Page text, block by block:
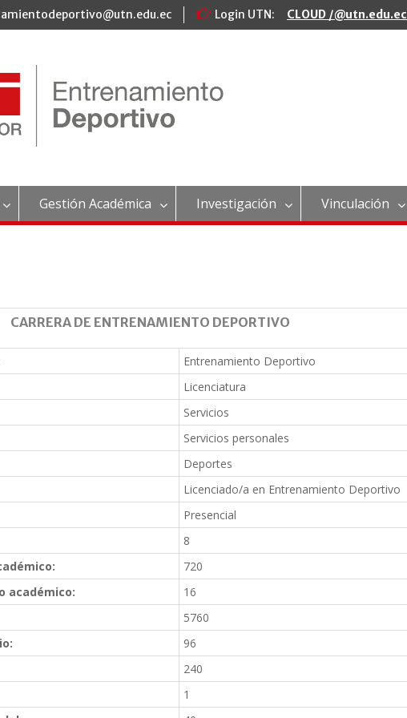
Login UTN: CLOUD /@utn.edu.ec
Gestión Académica Investigación Vinculación
CARRERA DE ENTRENAMIENTO DEPORTIVO
Entrenamiento Deportivo
Licenciatura
Servicios
Servicios personales
Deportes
Licenciado/a en Entrenamiento Deportivo
Presencial
8
720
académico:
16
5760
96
240
1